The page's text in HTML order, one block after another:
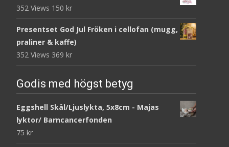
352 Views 150 kr
Presentset God Jul Fröken i cellofan (mugg,
praliner & kaffe)
352 Views 369 kr
Godis med högst betyg
Eggshell Skål/Ljuslykta, 5x8cm - Majas
lyktor/ Barncancerfonden
75 kr